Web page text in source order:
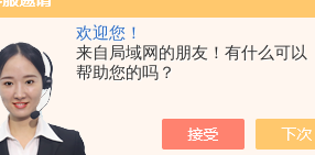
欢迎您！
来自局域网的朋友！有什么可以
帮助您的吗？
） 岩棉吸音板（吊顶专用装饰材料）